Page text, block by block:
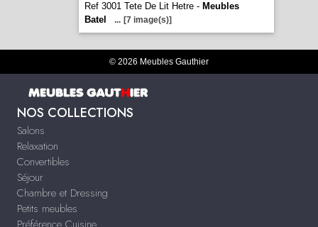
Ref 3001 Tete De Lit Hetre - Meubles
Batel
... [7 image(s)]
© 2026 Meubles Gauthier
NOS COLLECTIONS
Salons
Relaxation
Convertibles
Séjour
Chambre et Dressing
Petits meubles